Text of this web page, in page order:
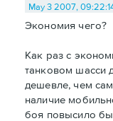
May 3 2007,
Экономия чего?
Как раз с
танковом шасси
дешевле, чем
наличие
боя повысило бы